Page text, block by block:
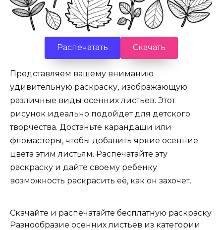
Распечатать Скачать
Представляем вашему вниманию
удивительную раскраску, изображающую
различные виды осенних листьев. Этот
рисунок идеально подойдет для детского
творчества. Достаньте карандаши или
фломастеры, чтобы добавить яркие осенние
цвета этим листьям. Распечатайте эту
раскраску и дайте своему ребенку
возможность раскрасить её, как он захочет.
Скачайте и распечатайте бесплатную раскраску
Разнообразие осенних листьев из категории